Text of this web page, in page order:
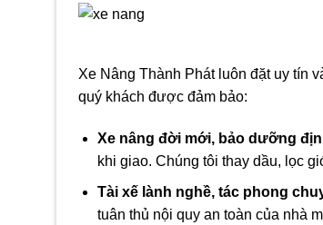
Xe Nâng Thành Phát luôn đặt uy tín
quý khách được đảm bảo:
Xe nâng đời mới, bảo dưỡng
khi giao. Chúng tôi thay dầu, lọc
Tài xế lành nghề, tác phong
tuân thủ nội quy an toàn của nhà